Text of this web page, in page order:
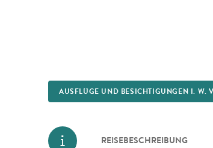
AUSFLÜGE UND BESICHTIGUNGEN I. W.
REISEBESCHREIBUNG